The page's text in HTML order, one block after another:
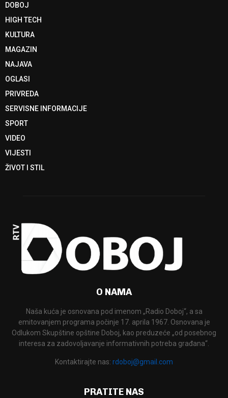
DOBOJ
HIGH TECH
KULTURA
MAGAZIN
NAJAVA
OGLASI
PRIVREDA
SERVISNE INFORMACIJE
SPORT
VIDEO
VIJESTI
ŽIVOT I STIL
O NAMA
Naša kuća je osnovana pod imenom „Radio Doboj“, a sa
emitovanjem programa počinje 17. aprila 1967. Osnovana je
Odlukom Skupštine opštine Doboj, kao preduzeće „od posebnog
interesa za zadovoljavanje informativnih potreba građana“.
Kontaktirajte nas: rdoboj@gmail.com
PRATITE NAS